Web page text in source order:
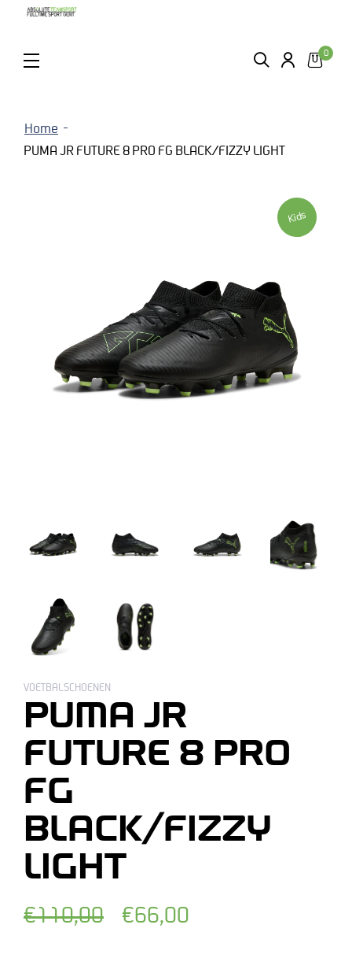
ZOEKEN LOGIN
0
Home
PUMA JR FUTURE 8 PRO FG BLACK/FIZZY LIGHT
Kids
VOETBALSCHOENEN
PUMA JR
FUTURE 8 PRO
FG
BLACK/FIZZY
LIGHT
Normale
Afgeprijsde
€110,00 €66,00